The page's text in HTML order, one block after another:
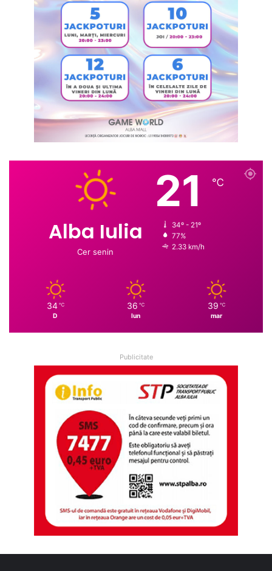
Alba Iulia
Cer senin
21 ℃
34º - 21º
77%
2.33 km/h
34 ℃
D
36 ℃
lun
39 ℃
mar
Publicitate